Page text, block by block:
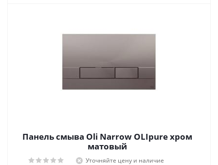
Панель смыва Oli Narrow OLIpure хром
матовый
Уточняйте цену и наличие